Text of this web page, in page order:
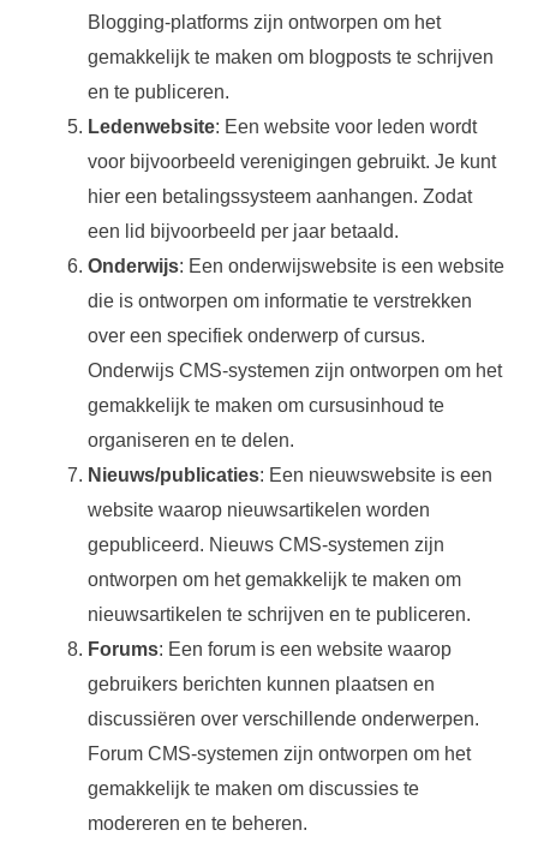
Blogging-platforms zijn ontworpen om het
gemakkelijk te maken om blogposts te schrijven
en te publiceren.
Ledenwebsite: Een website voor leden wordt
voor bijvoorbeeld verenigingen gebruikt. Je kunt
hier een betalingssysteem aanhangen. Zodat
een lid bijvoorbeeld per jaar betaald.
Onderwijs: Een onderwijswebsite is een website
die is ontworpen om informatie te verstrekken
over een specifiek onderwerp of cursus.
Onderwijs CMS-systemen zijn ontworpen om het
gemakkelijk te maken om cursusinhoud te
organiseren en te delen.
Nieuws/publicaties: Een nieuwswebsite is een
website waarop nieuwsartikelen worden
gepubliceerd. Nieuws CMS-systemen zijn
ontworpen om het gemakkelijk te maken om
nieuwsartikelen te schrijven en te publiceren.
Forums: Een forum is een website waarop
gebruikers berichten kunnen plaatsen en
discussiëren over verschillende onderwerpen.
Forum CMS-systemen zijn ontworpen om het
gemakkelijk te maken om discussies te
modereren en te beheren.